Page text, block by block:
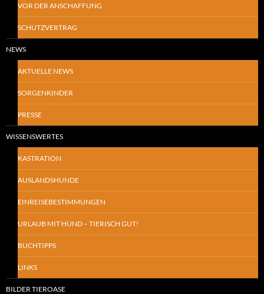
VOR DER ANSCHAFFUNG
SCHUTZVERTRAG
NEWS
AKTUELLE NEWS
SORGENKINDER
PRESSE
WISSENSWERTES
KASTRATION
AUSLANDSHUNDE
EINREISEBESTIMMUNGEN
URLAUB MIT HUND – TIERISCH GUT!
BUCHTIPPS
LINKS
BILDER TIEROASE